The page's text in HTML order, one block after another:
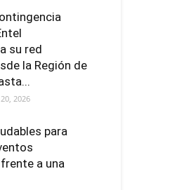
su red
la Región de
2026
para
a una